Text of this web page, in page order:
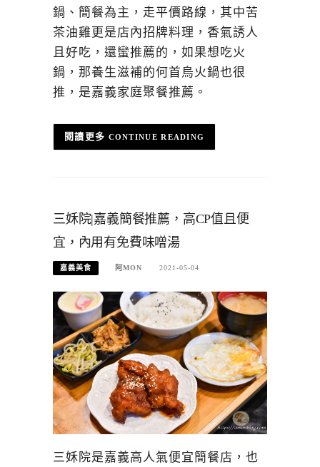
鍋、簡餐為主，走平價路線，其中苦
茶油雞更是店內招牌料理，香氣誘人
且好吃，還蠻推薦的，如果想吃火
鍋，那養生滋補的何首烏火鍋也很
推，是嘉義家庭聚餐推薦。
CONTINUE READING
三姀院|嘉義簡餐推薦，高CP值且便
宜，內用有免費味噌湯
嘉義美食 阿MON 2021-05-04
三姀院是嘉義高人氣便宜簡餐店，也